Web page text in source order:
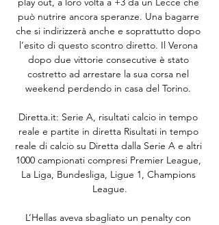
può nutrire ancora speranze. Una bagarre
che si indirizzerà anche e soprattutto dopo
l’esito di questo scontro diretto. Il Verona
dopo due vittorie consecutive è stato
costretto ad arrestare la sua corsa nel
weekend perdendo in casa del Torino.
Diretta.it: Serie A, risultati calcio in tempo
reale e partite in diretta Risultati in tempo
reale di calcio su Diretta dalla Serie A e altri
1000 campionati compresi Premier League,
La Liga, Bundesliga, Ligue 1, Champions
League.
L’Hellas aveva sbagliato un penalty con